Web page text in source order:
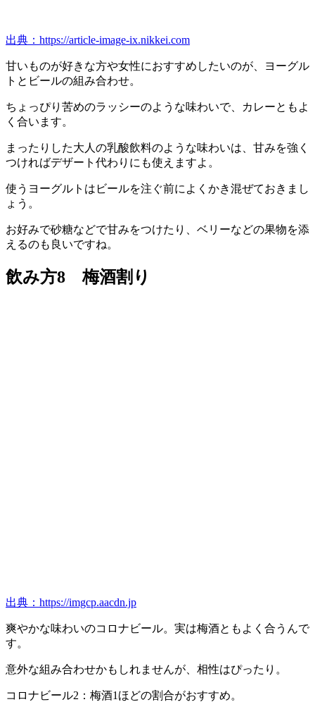
出典：https://article-image-ix.nikkei.com
甘いものが好きな方や女性におすすめしたいのが、ヨーグル
トとビールの組み合わせ。
ちょっぴり苦めのラッシーのような味わいで、カレーともよ
く合います。
まったりした大人の乳酸飲料のような味わいは、甘みを強く
つければデザート代わりにも使えますよ。
使うヨーグルトはビールを注ぐ前によくかき混ぜておきまし
ょう。
お好みで砂糖などで甘みをつけたり、ベリーなどの果物を添
えるのも良いですね。
飲み方8 梅酒割り
出典：https://imgcp.aacdn.jp
爽やかな味わいのコロナビール。実は梅酒ともよく合うんで
す。
意外な組み合わせかもしれませんが、相性はぴったり。
コロナビール2：梅酒1ほどの割合がおすすめ。